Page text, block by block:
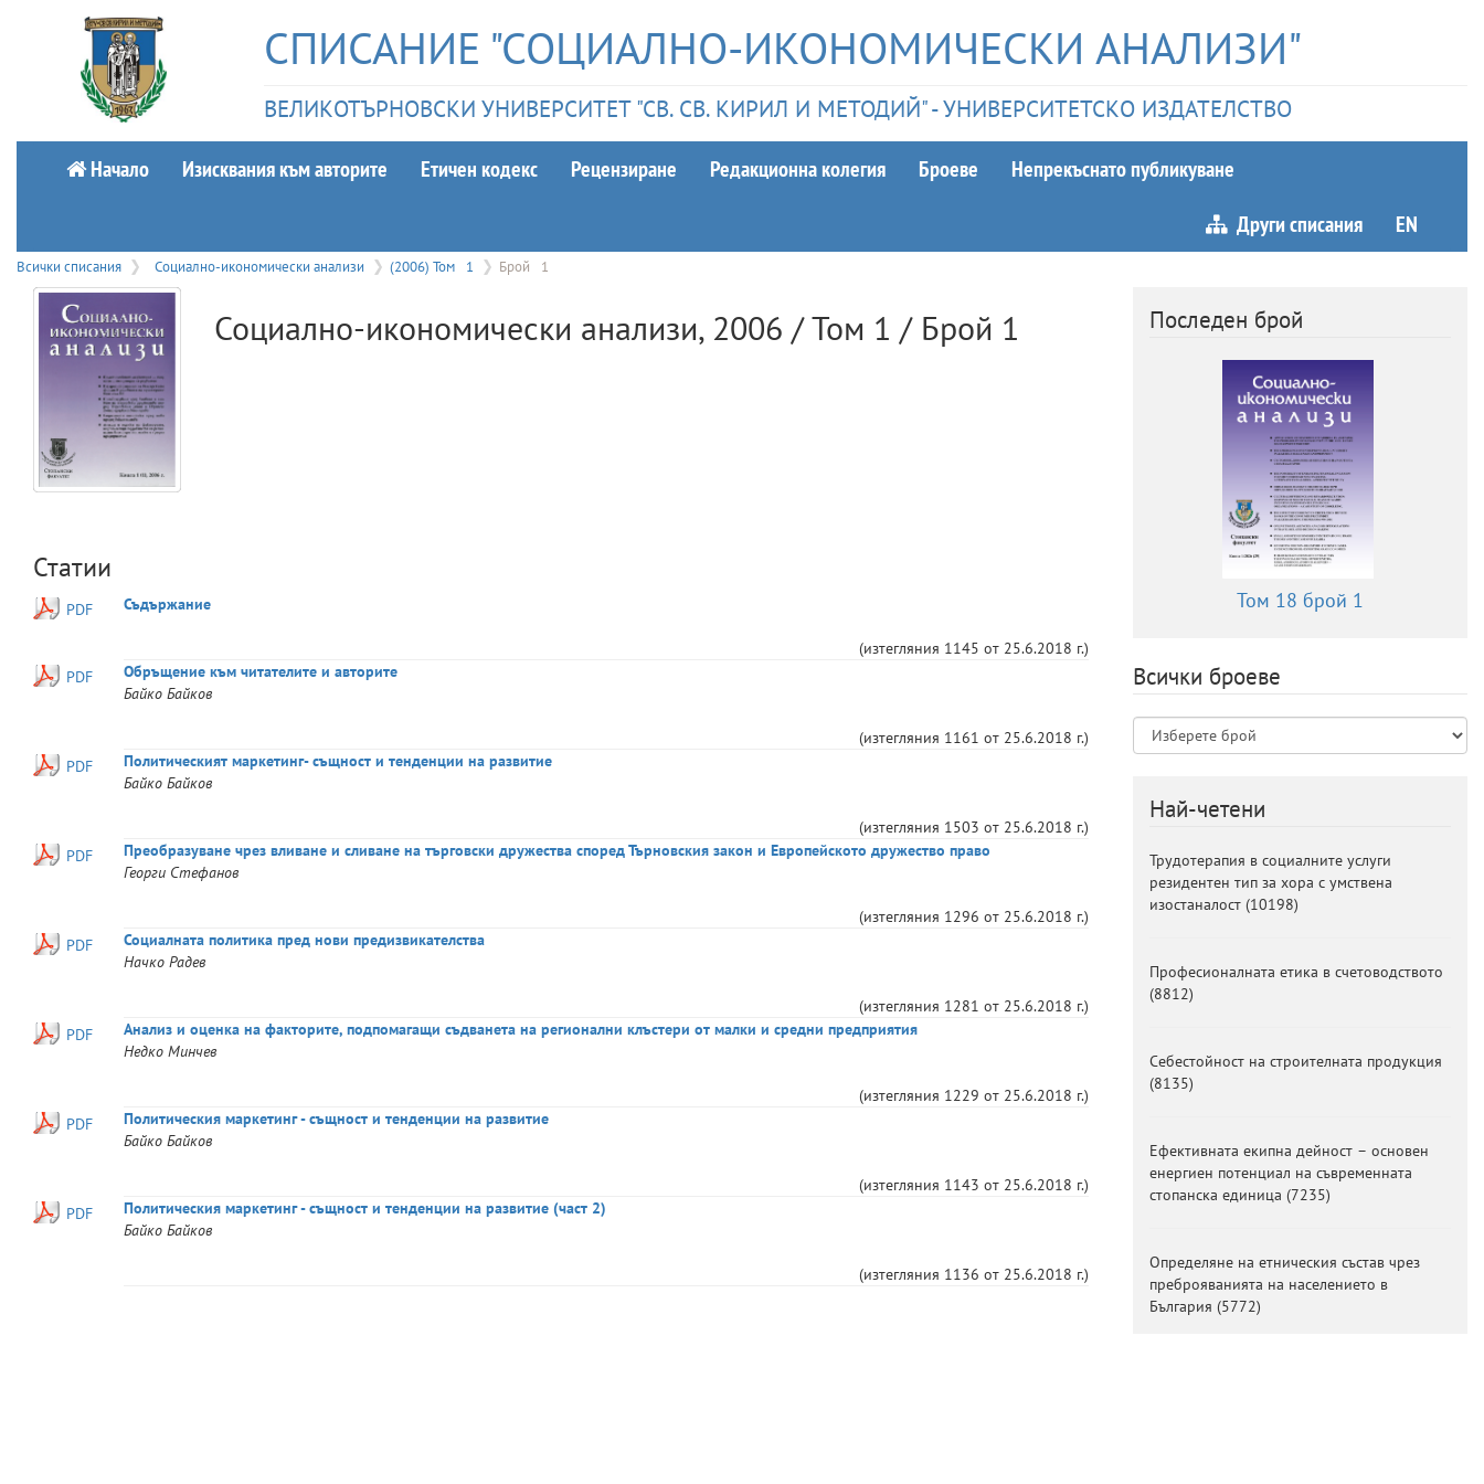
СПИСАНИЕ "СОЦИАЛНО-ИКОНОМИЧЕСКИ АНАЛИЗИ"
ВЕЛИКОТЪРНОВСКИ УНИВЕРСИТЕТ "СВ. СВ. КИРИЛ И МЕТОДИЙ" - УНИВЕРСИТЕТСКО ИЗДАТЕЛСТВО
Начало Изисквания към авторите Етичeн кодекс Рецензиране Редакционна колегия Броеве
Непрекъснато публикуване
Други списания
EN
Всички списания Социално-икономически анализи (2006) Том 1 Брой 1
Социално-икономически анализи, 2006 / Том 1 / Брой 1
Статии
PDF Съдържание
(изтегляния 1145 от 25.6.2018 г.)
PDF
Обръщение към читателите и авторите
Байко Байков
(изтегляния 1161 от 25.6.2018 г.)
PDF
Политическият маркетинг- същност и тенденции на развитие
Байко Байков
(изтегляния 1503 от 25.6.2018 г.)
PDF
Преобразуване чрез вливане и сливане на търговски дружества според Търновския закон и Европейското дружество право
Георги Стефанов
(изтегляния 1296 от 25.6.2018 г.)
PDF
Социалната политика пред нови предизвикателства
Начко Радев
(изтегляния 1281 от 25.6.2018 г.)
PDF
Анализ и оценка на факторите, подпомагащи съдванета на регионални клъстери от малки и средни предприятия
Недко Минчев
(изтегляния 1229 от 25.6.2018 г.)
PDF
Политическия маркетинг - същност и тенденции на развитие
Байко Байков
(изтегляния 1143 от 25.6.2018 г.)
PDF
Политическия маркетинг - същност и тенденции на развитие (част 2)
Байко Байков
(изтегляния 1136 от 25.6.2018 г.)
Последен брой
Том 18 брой 1
Всички броеве
Най-четени
Трудотерапия в социалните услуги
резидентен тип за хора с умствена
изостаналост(10198)
Професионалната етика в счетоводството
(8812)
Себестойност на строителната продукция
(8135)
Ефективната екипна дейност – основен
енергиен потенциал на съвременната
стопанска единица (7235)
Определяне на етническия състав чрез
преброяванията на населението в
България (5772)